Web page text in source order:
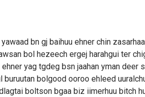
bn gj baihuu ehner chin
bol hezeech ergej harahgui ter
yag tgdeg bsn jaahan yman deer
bolgood ooroo ehleed
boltson bgaa biz iimerhuu bitch